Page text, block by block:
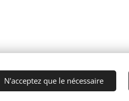
N'acceptez que le nécessaire